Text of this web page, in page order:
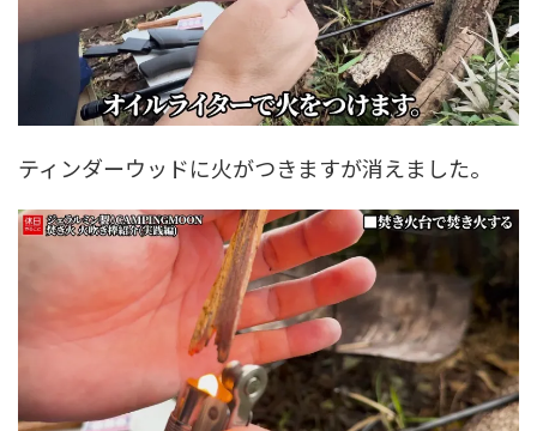
ティンダーウッドに火がつきますが消えました。